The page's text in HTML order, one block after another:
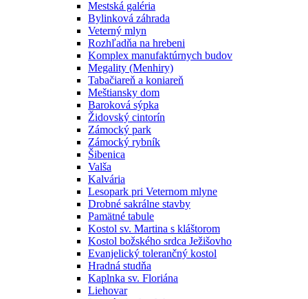
Mestská galéria
Bylinková záhrada
Veterný mlyn
Rozhľadňa na hrebeni
Komplex manufaktúrnych budov
Megality (Menhiry)
Tabačiareň a koniareň
Meštiansky dom
Baroková sýpka
Židovský cintorín
Zámocký park
Zámocký rybník
Šibenica
Valša
Kalvária
Lesopark pri Veternom mlyne
Drobné sakrálne stavby
Pamätné tabule
Kostol sv. Martina s kláštorom
Kostol božského srdca Ježišovho
Evanjelický tolerančný kostol
Hradná studňa
Kaplnka sv. Floriána
Liehovar